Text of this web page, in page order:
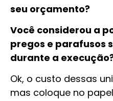
seu orçamento?
Você considerou a
pregos e parafusos
durante a
Ok, o custo dessas
mas coloque no